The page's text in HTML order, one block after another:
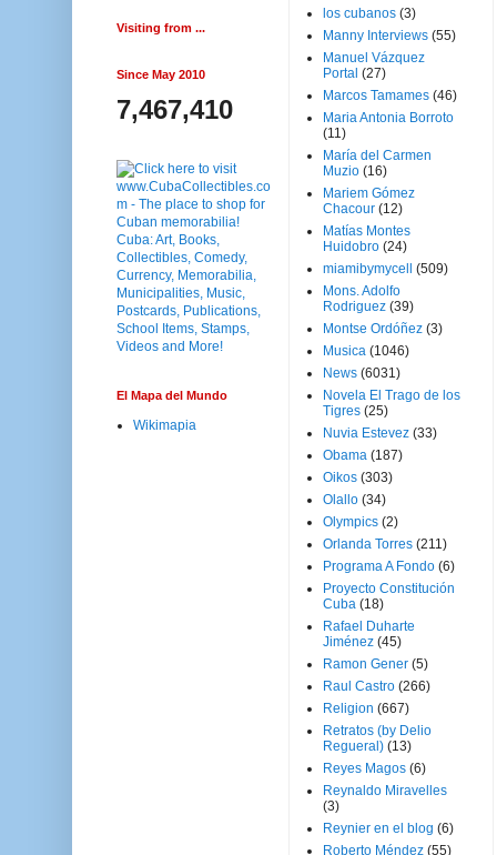
Visiting from ...
Since May 2010
7,467,410
El Mapa del Mundo
Wikimapia
los cubanos (3)
Manny Interviews (55)
Manuel Vázquez
Portal (27)
Marcos Tamames (46)
Maria Antonia Borroto
(11)
María del Carmen
Muzio (16)
Mariem Gómez
Chacour (12)
Matías Montes
Huidobro (24)
miamibymycell
(509)
Mons. Adolfo
Rodriguez (39)
Montse Ordóñez (3)
Musica (1046)
News (6031)
Novela El Trago de los
Tigres (25)
Nuvia Estevez (33)
Obama (187)
Oikos (303)
Olallo (34)
Olympics (2)
Orlanda Torres (211)
Programa A Fondo (6)
Proyecto Constitución
Cuba (18)
Rafael Duharte
Jiménez (45)
Ramon Gener (5)
Raul Castro (266)
Religion (667)
Retratos (by Delio
Regueral) (13)
Reyes Magos (6)
Reynaldo Miravelles
(3)
Reynier en el blog (6)
Roberto Méndez (55)